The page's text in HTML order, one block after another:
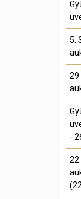
5.
-